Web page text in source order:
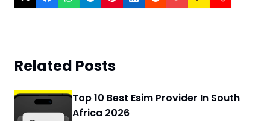
Related Posts
Top 10 Best Esim Provider In South
Africa 2026